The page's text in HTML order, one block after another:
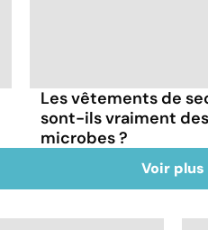
Les vêtements de
sont-ils vraiment
microbes ?
Voir plus